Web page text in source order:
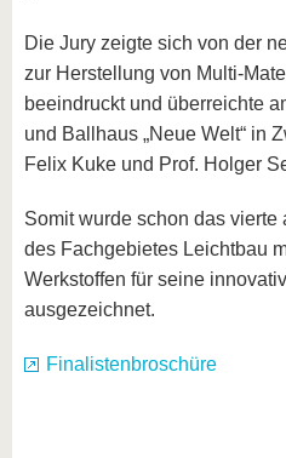
Die Jury zeigte sich von der
zur Herstellung von Multi-
beeindruckt und überreichte
und Ballhaus „Neue Welt“ in
Felix Kuke und Prof. Holger
Somit wurde schon das vierte
des Fachgebietes Leichtbau
Werkstoffen für seine
ausgezeichnet.
Finalistenbroschüre